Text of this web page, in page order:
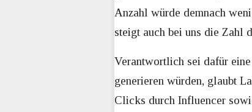
Anzahl würde demnach
steigt auch bei uns die Zahl
Verantwortlich sei dafür
generieren würden, glaubt
Clicks durch Influencer